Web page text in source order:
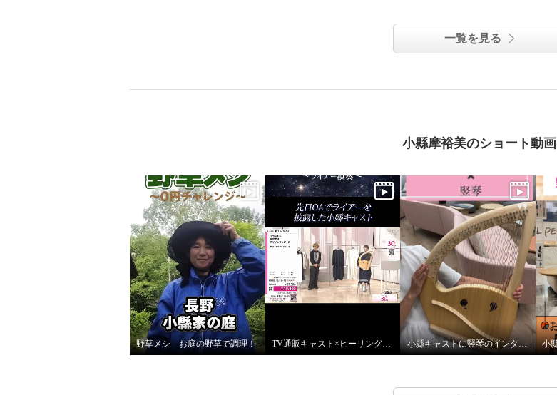
一覧を見る
小縣摩裕美のショート動画
野草メシ お庭の野草で調理！ TV通販キャスト×ヒーリング ライアー演奏 小縣キャストに竪琴のインタビューをしました